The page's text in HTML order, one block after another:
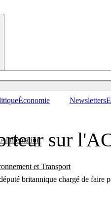
et Transport
Économie Newsletters
sur
britannique chargé de faire